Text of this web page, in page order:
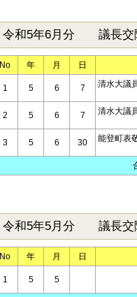
令和5年6月分 議長交
No 年 月 日
1 5 6 7 清水大議
2 5 6 7 清水大議
3 5 6 30 能登町表
令和5年5月分 議長交
No 年 月 日
1 5 5